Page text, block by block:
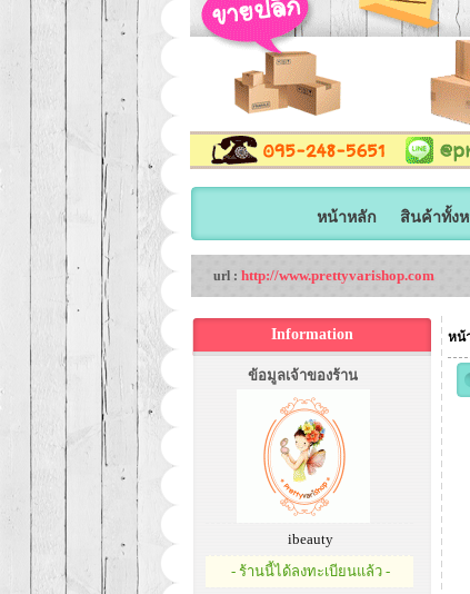
หน้าหลัก สินค้าทั้ง
url : http://www.prettyvarishop.com
Information
ข้อมูลเจ้าของร้าน
ibeauty
- ร้านนี้ได้ลงทะเบียนแล้ว -
หน้